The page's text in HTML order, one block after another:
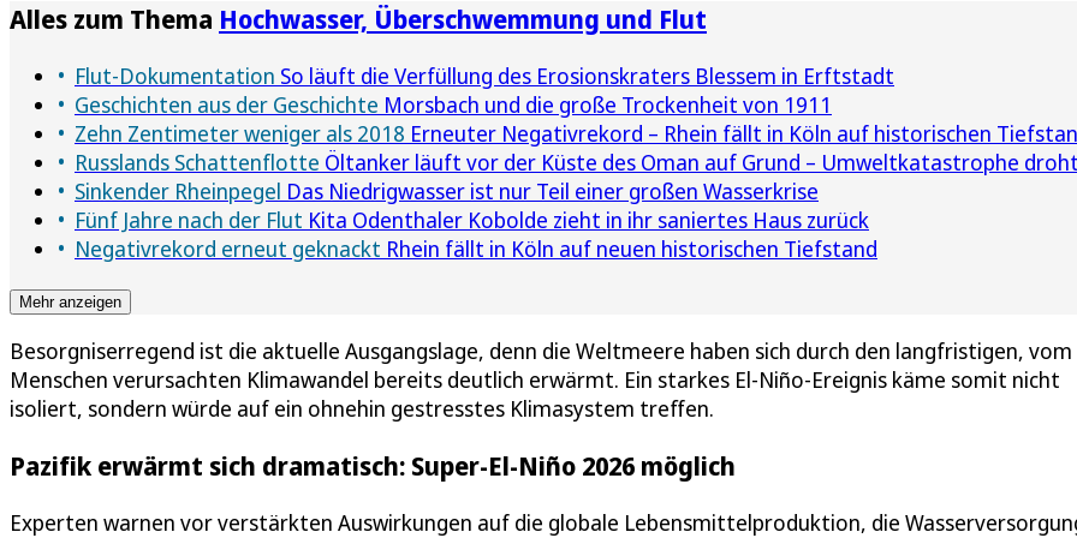
Alles zum Thema Hochwasser, Überschwemmung und Flut
Flut-Dokumentation So läuft die Verfüllung des Erosionskraters Blessem in Erftstadt
Geschichten aus der Geschichte Morsbach und die große Trockenheit von 1911
Zehn Zentimeter weniger als 2018 Erneuter Negativrekord – Rhein fällt in Köln auf historischen
Russlands Schattenflotte Öltanker läuft vor der Küste des Oman auf Grund – Umweltkatastrophe droht
Sinkender Rheinpegel Das Niedrigwasser ist nur Teil einer großen Wasserkrise
Fünf Jahre nach der Flut Kita Odenthaler Kobolde zieht in ihr saniertes Haus zurück
Negativrekord erneut geknackt Rhein fällt in Köln auf neuen historischen Tiefstand
Mehr anzeigen
Besorgniserregend ist die aktuelle Ausgangslage, denn die Weltmeere haben sich durch den langfristigen, vom
Menschen verursachten Klimawandel bereits deutlich erwärmt. Ein starkes El-Niño-Ereignis käme somit nicht
isoliert, sondern würde auf ein ohnehin gestresstes Klimasystem treffen.
Pazifik erwärmt sich dramatisch: Super-El-Niño 2026 möglich
Experten warnen vor verstärkten Auswirkungen auf die globale Lebensmittelproduktion, die